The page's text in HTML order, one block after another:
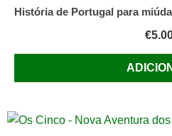
História de Portugal para
€